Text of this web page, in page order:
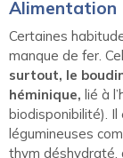
Alimentation
Certaines
manque de fer.
surtout, le
héminique, lié à
biodisponibilité).
légumineuses
thym déshydraté,